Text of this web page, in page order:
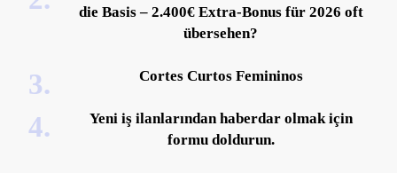
die Basis – 2.400€ Extra-Bonus für 2026 oft
übersehen?
Cortes Curtos Femininos
Yeni iş ilanlarından haberdar olmak için
formu doldurun.